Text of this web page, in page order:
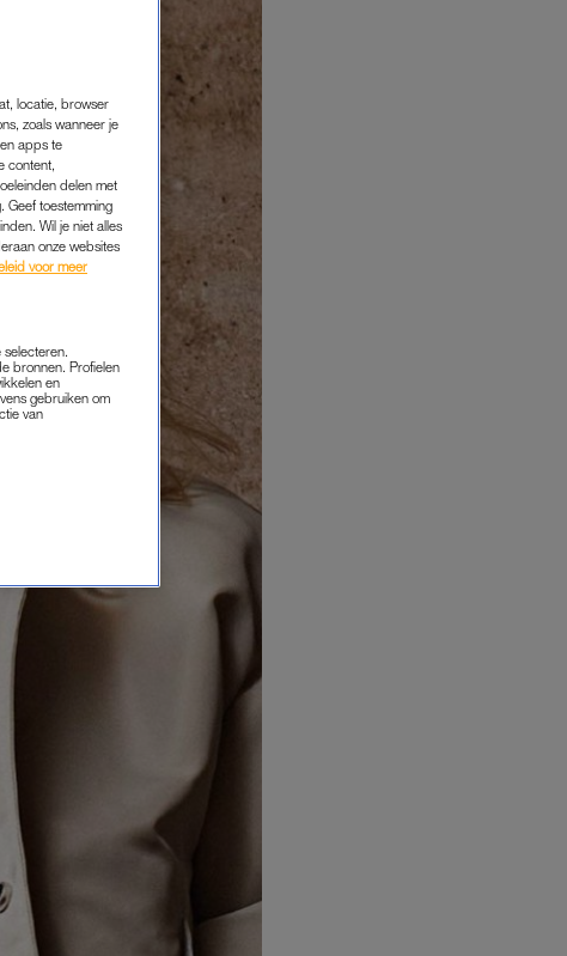
locatie, browser
zoals wanneer je
apps te
content,
delen met
Geef toestemming
Wil je niet alles
onze websites
voor meer
bronnen. Profielen
en
gebruiken om
van